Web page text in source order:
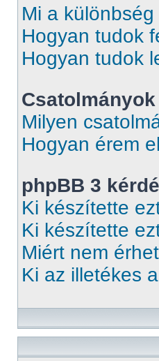
Mi a
Hogyan tudok
Hogyan tudok
Csatolmányok
Milyen
Hogyan érem
phpBB 3
Ki készítette
Ki készítette
Miért nem
Ki az illetékes